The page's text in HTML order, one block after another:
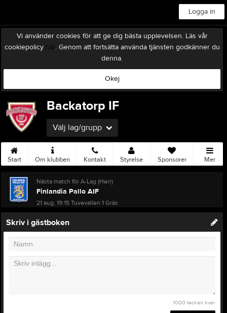
Logga in
Vi använder cookies för att ge dig bästa upplevelsen. Läs vår
cookiepolicy här. Genom att fortsätta använda tjänsten godkänner du
denna.
Okej
Backatorp IF
Välj lag/grupp
Start Om klubben Kontakt Styrelse Sponsorer Mer
Nästa match för A-Lag (Herr)
Finlandia Pallo AIF
21 aug, 19:15Tuvevallen 1 Gräs
Skriv i gästboken
1000 tecken kvar